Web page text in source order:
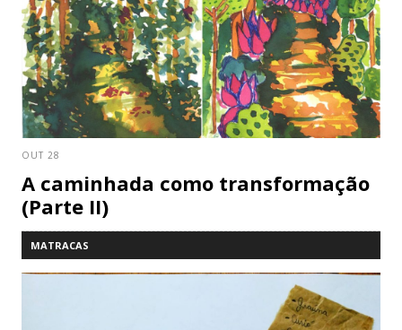
OUT 28
A caminhada como transformação
(Parte II)
MATRACAS